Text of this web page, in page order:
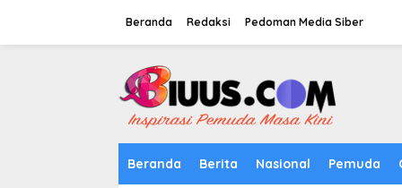
Beranda Redaksi Pedoman Media Siber
Beranda Berita Nasional Pemuda